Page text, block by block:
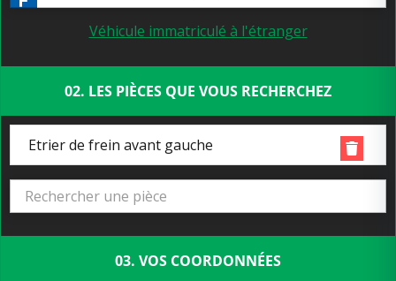
Véhicule immatriculé à l'étranger
02. LES PIÈCES QUE VOUS RECHERCHEZ
Etrier de frein avant gauche
03. VOS COORDONNÉES